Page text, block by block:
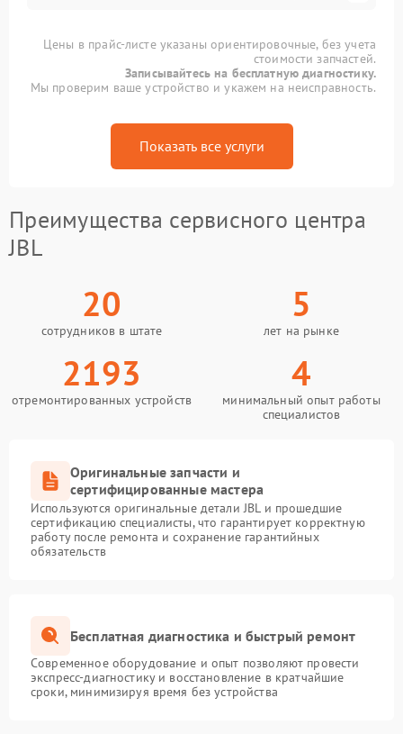
Цены в прайс-листе указаны ориентировочные, без учета
стоимости запчастей.
Записывайтесь на бесплатную диагностику.
Мы проверим ваше устройство и укажем на неисправность.
Показать все услуги
Преимущества сервисного центра
JBL
20
сотрудников в штате
5
лет на рынке
2193
отремонтированных устройств
4
минимальный опыт работы
специалистов
Оригинальные запчасти и
сертифицированные мастера
Используются оригинальные детали JBL и прошедшие
сертификацию специалисты, что гарантирует корректную
работу после ремонта и сохранение гарантийных
обязательств
Бесплатная диагностика и быстрый ремонт
Современное оборудование и опыт позволяют провести
экспресс-диагностику и восстановление в кратчайшие
сроки, минимизируя время без устройства